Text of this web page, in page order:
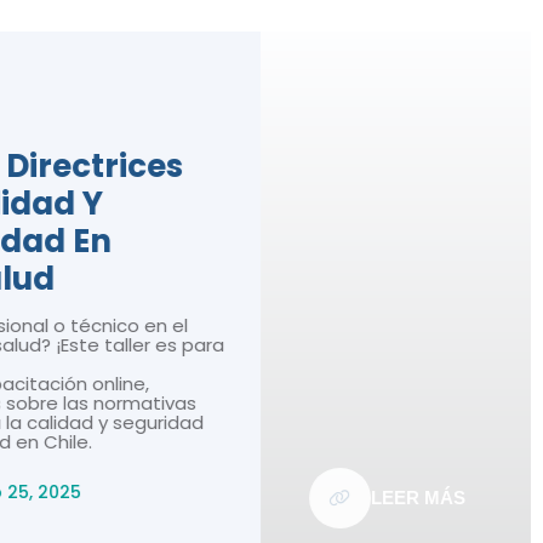
en el
es para
LEER MÁS